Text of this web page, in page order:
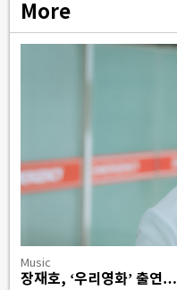
More
Music
장재호, ‘우리영화’ 출연